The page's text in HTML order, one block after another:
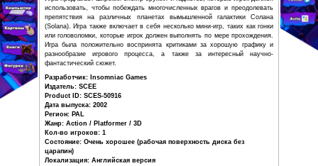
МАГАЗИНЕ
CONSOLESSHOP
разрушив половину галактики. Кланк
убеждает Рэтчета помочь ему в его деле
и заручиться поддержкой знаменитого
супергероя Капитана Кварка (Captain
Qwark), но вскоре они осознают, что
вынуждены спасать галактику
самостоятельно.
Игра предлагает широкий спектр оружия и гаджетов,
использовать, чтобы побеждать многочисленных
препятствия на различных планетах вымышленной
(Solana). Игра также включает в себя несколько мини-
или головоломки, которые игрок должен выполнять по